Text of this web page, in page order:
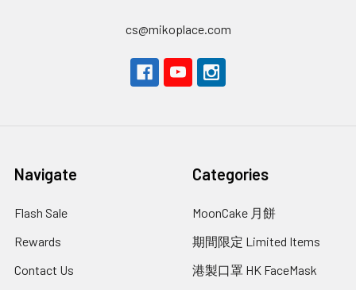
cs@mikoplace.com
Navigate
Flash Sale
Rewards
Contact Us
Categories
MoonCake 月餅
期間限定 Limited Items
港製口罩 HK FaceMask